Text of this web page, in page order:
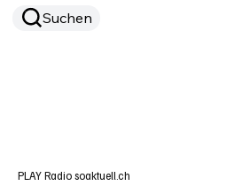
Suchen
PLAY Radio soaktuell.ch